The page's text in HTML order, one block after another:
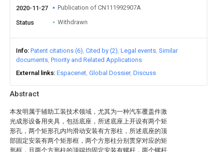
Abstract
本发明属于辅助工装技术领域，尤其为一种汽车覆盖件激
光成形设备用夹具，包括底座，所述底座上开设有两个矩
形孔，两个矩形孔内均滑动安装有方形柱，所述底座的顶
部固定安装有两个矩形框，两个方形柱分别贯穿对应的矩
形框，且两个方形柱的顶端均固定安装有螺杆，两个螺杆
2020-11-27 Publication of CN111992907A
Status Withdrawn
Info Patent citations (6) Cited by (2) Legal events Similar
documents Priority and Related Applications
External links Espacenet Global Dossier Discuss